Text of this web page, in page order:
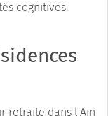
cognitives.
retraite dans l'Ain